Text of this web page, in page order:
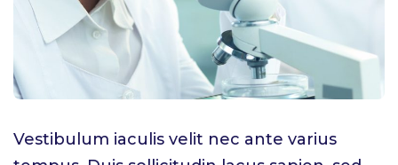
Vestibulum iaculis velit nec ante varius